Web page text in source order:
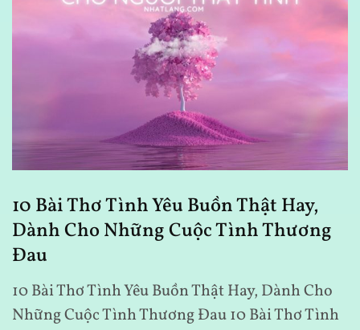
10 Bài Thơ Tình Yêu Buồn Thật Hay,
Dành Cho Những Cuộc Tình Thương
Đau
10 Bài Thơ Tình Yêu Buồn Thật Hay, Dành Cho
Những Cuộc Tình Thương Đau 10 Bài Thơ Tình